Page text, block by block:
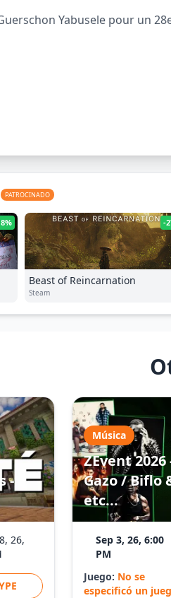
Yabusele pour un
PATROCINADO
-
Beast of Reincarnation
Steam
-
26,
Música
ZEvent
Gazo / Biflo
etc...
Sep 3, 26, 6:00
PM
Juego: No se
especificó un